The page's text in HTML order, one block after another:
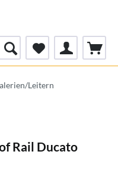
Leitern
Rail Ducato